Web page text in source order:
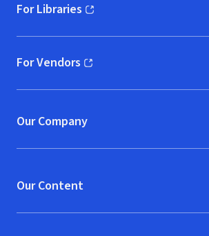
For Libraries
(opens in new window)
For Vendors
(opens in new window)
Our Company
Our Content